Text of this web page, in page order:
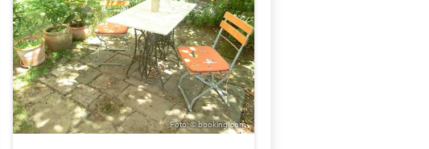
Foto: © booking.com